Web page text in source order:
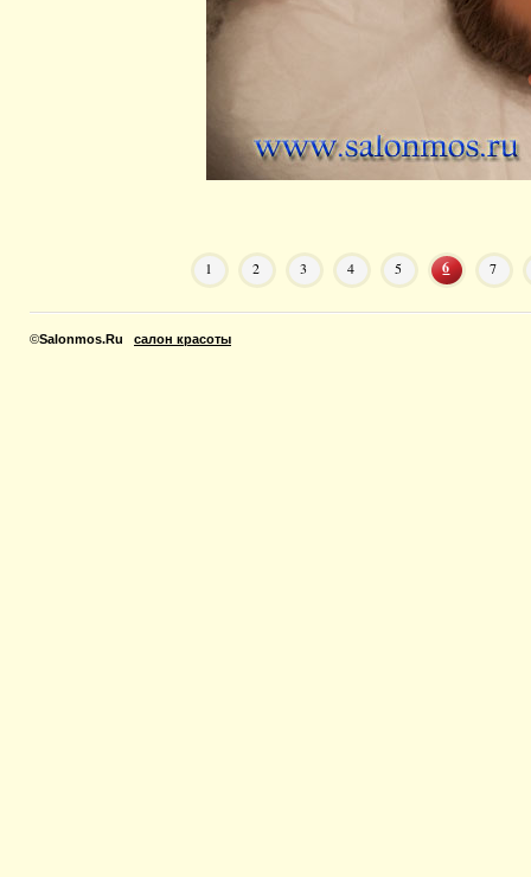
1 2 3 4 5 6 7
©Salonmos.Ru салон красоты